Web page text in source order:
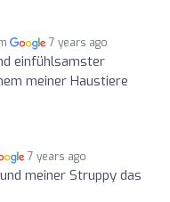
7 years ago
einfühlsamster
meiner Haustiere
7 years ago
meiner Struppy das